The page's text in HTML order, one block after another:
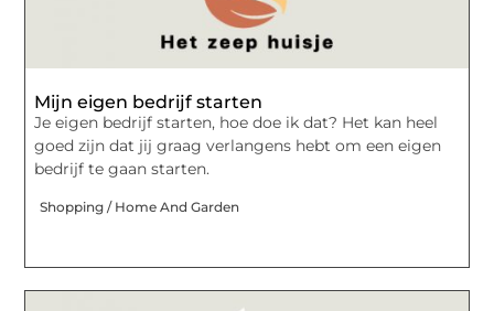
Mijn eigen bedrijf starten
Je eigen bedrijf starten, hoe doe ik dat? Het kan heel
goed zijn dat jij graag verlangens hebt om een eigen
bedrijf te gaan starten.
Shopping / Home And Garden